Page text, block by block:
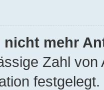
nicht mehr
Zahl